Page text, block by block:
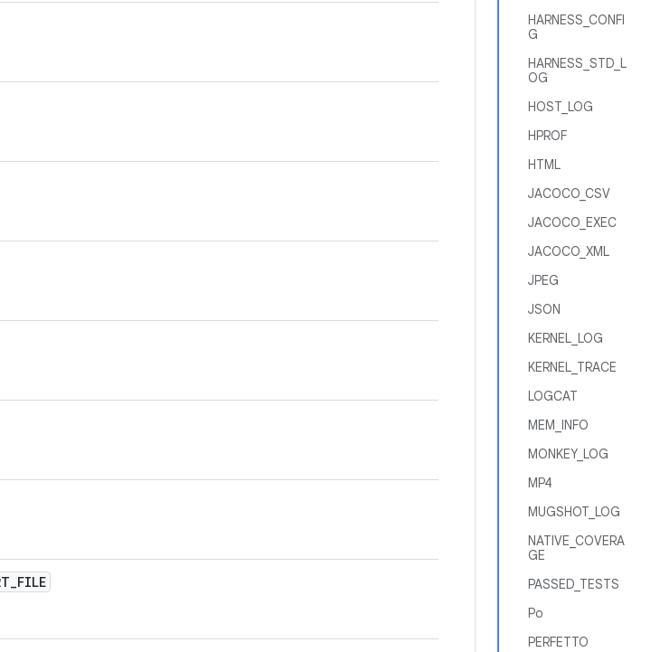
HARNESS_CONFI
G
HARNESS_STD_L
OG
HOST_LOG
HPROF
HTML
JACOCO_CSV
JACOCO_EXEC
JACOCO_XML
JPEG
JSON
KERNEL_LOG
KERNEL_TRACE
LOGCAT
MEM_INFO
MONKEY_LOG
MP4
MUGSHOT_LOG
NATIVE_COVERA
GE
PASSED_TESTS
Po
PERFETTO
_FILE